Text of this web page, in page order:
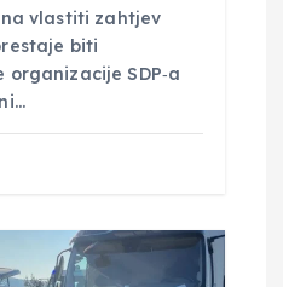
vlastiti zahtjev
biti
SDP‑a